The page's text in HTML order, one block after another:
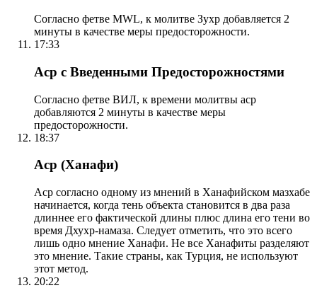
Согласно фетве MWL, к молитве Зухр добавляется 2
минуты в качестве меры предосторожности.
17:33
Аср с Введенными Предосторожностями
Согласно фетве ВИЛ, к времени молитвы аср
добавляются 2 минуты в качестве меры
предосторожности.
18:37
Аср (Ханафи)
Аср согласно одному из мнений в Ханафийском мазхабе
начинается, когда тень объекта становится в два раза
длиннее его фактической длины плюс длина его тени во
время Дхухр-намаза. Следует отметить, что это всего
лишь одно мнение Ханафи. Не все Ханафиты разделяют
это мнение. Такие страны, как Турция, не используют
этот метод.
20:22